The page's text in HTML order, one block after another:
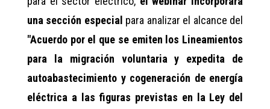
una sección especial para analizar el alcance del
"Acuerdo por el que se emiten los Lineamientos
para la migración voluntaria y expedita de
autoabastecimiento y cogeneración de energía
eléctrica a las figuras previstas en la Ley del